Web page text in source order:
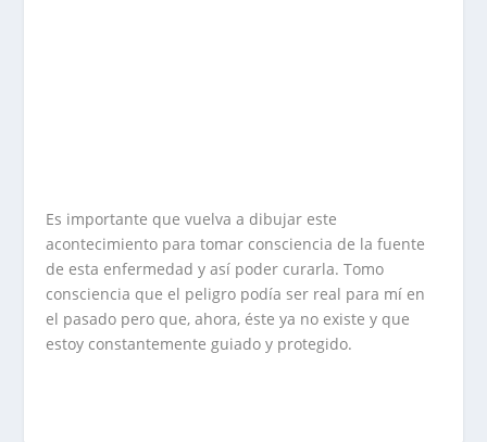
Es importante que vuelva a dibujar este
acontecimiento para tomar consciencia de la fuente
de esta enfermedad y así poder curarla. Tomo
consciencia que el peligro podía ser real para mí en
el pasado pero que, ahora, éste ya no existe y que
estoy constantemente guiado y protegido.